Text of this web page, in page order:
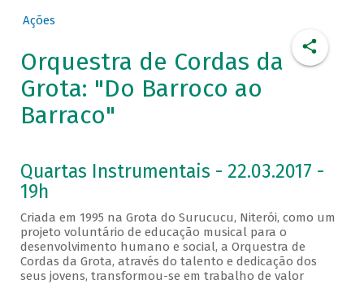
Ações
Orquestra de Cordas da
Grota: "Do Barroco ao
Barraco"
Quartas Instrumentais - 22.03.2017 -
19h
Criada em 1995 na Grota do Surucucu, Niterói, como um
projeto voluntário de educação musical para o
desenvolvimento humano e social, a Orquestra de
Cordas da Grota, através do talento e dedicação dos
seus jovens, transformou-se em trabalho de valor